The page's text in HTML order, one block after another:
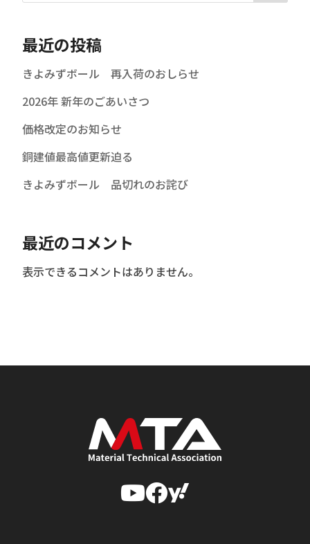
最近の投稿
きよみずボール 再入荷のおしらせ
2026年 新年のごあいさつ
価格改定のお知らせ
銅建値最高値更新迫る
きよみずボール 品切れのお詫び
最近のコメント
表示できるコメントはありません。